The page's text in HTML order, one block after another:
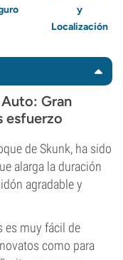
y
Localización
Gran
esfuerzo
de Skunk, ha sido
alarga la duración
agradable y
es muy fácil de
como para